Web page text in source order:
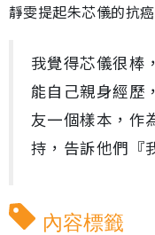
靜雯提起朱芯儀的抗
我覺得芯儀很棒
能自己親身經歷
友一個樣本，作
持，告訴他們『
內容標籤